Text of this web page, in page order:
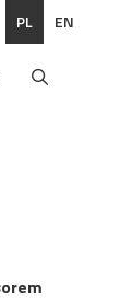
PL EN